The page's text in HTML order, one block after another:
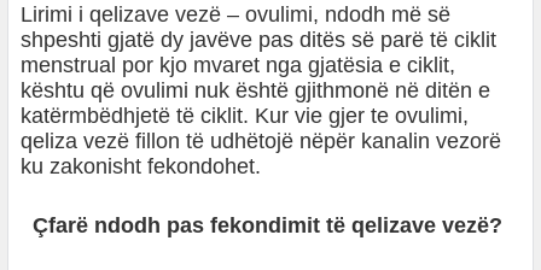
Lirimi i qelizave vezë – ovulimi, ndodh më së
shpeshti gjatë dy javëve pas ditës së parë të ciklit
menstrual por kjo mvaret nga gjatësia e ciklit,
kështu që ovulimi nuk është gjithmonë në ditën e
katërmbëdhjetë të ciklit. Kur vie gjer te ovulimi,
qeliza vezë fillon të udhëtojë nëpër kanalin vezorë
ku zakonisht fekondohet.
Çfarë ndodh pas fekondimit të qelizave vezë?